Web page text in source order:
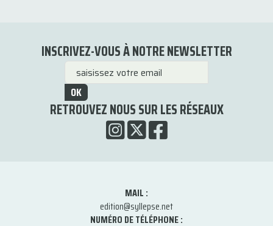
INSCRIVEZ-VOUS À NOTRE NEWSLETTER
OK
RETROUVEZ NOUS SUR LES RÉSEAUX
MAIL :
edition@syllepse.net
NUMÉRO DE TÉLÉPHONE :